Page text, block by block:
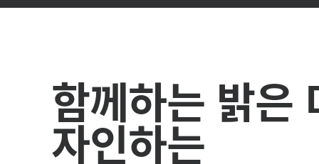
니
함께하는 밝은
자인하는